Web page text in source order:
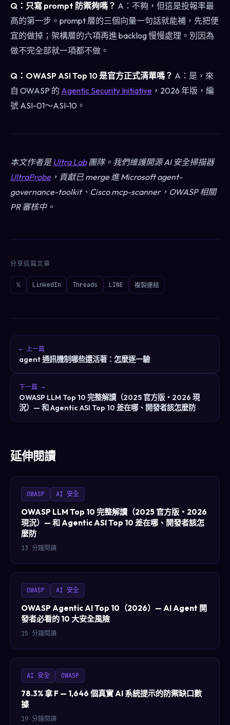
Q：只寫 prompt 防禦夠嗎？ A：不夠，但這是投報率最
高的第一步。prompt 層的三個向量一句話就能補，先把便
宜的做掉；架構層的六項再進 backlog 慢慢處理。別因為
做不完全部就一項都不做。
Q：OWASP ASI Top 10 是官方正式清單嗎？ A：是，來
自 OWASP 的 Agentic Security Initiative ，2026 年版，編
號 ASI-01～ASI-10。
本文作者是 Ultra Lab團隊。我們維護開源 AI 安全掃描器
UltraProbe，貢獻已 merge 進 Microsoft agent-
governance-toolkit、Cisco mcp-scanner，OWASP 相關
PR 審核中。
分享這篇文章
𝕏 LinkedIn Threads LINE 複製連結
← 上一篇
agent 通訊機制哪些還活著：怎麼逐一驗
下一篇 →
OWASP LLM Top 10 完整解讀（2025 官方版・2026 現
況）— 和 Agentic ASI Top 10 差在哪、開發者該怎麼防
延伸閱讀
OWASP AI 安全
OWASP LLM Top 10 完整解讀（2025 官方版・2026
現況）— 和 Agentic ASI Top 10 差在哪、開發者該怎
麼防
13 分鐘閱讀
OWASP AI 安全
OWASP Agentic AI Top 10（2026）— AI Agent 開
發者必看的 10 大安全風險
15 分鐘閱讀
AI 安全 OWASP
78.3% 拿 F — 1,646 個真實 AI 系統提示的防禦缺口數
據
19 分鐘閱讀